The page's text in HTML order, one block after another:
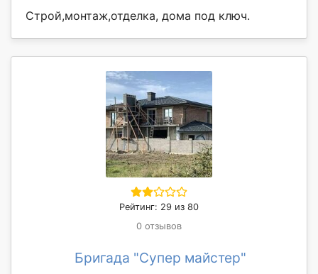
Строй,монтаж,отделка, дома под ключ.
Рейтинг: 29 из 80
0 отзывов
Бригада "Супер майстер"